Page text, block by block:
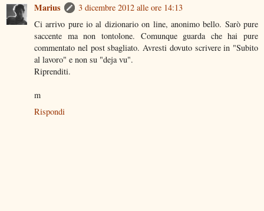
Marius
3 dicembre 2012 alle ore 14:13
Ci arrivo pure io al dizionario on line, anonimo bello. Sarò pure
saccente ma non tontolone. Comunque guarda che hai pure
commentato nel post sbagliato. Avresti dovuto scrivere in "Subito
al lavoro" e non su "deja vu".
Riprenditi.
m
Rispondi